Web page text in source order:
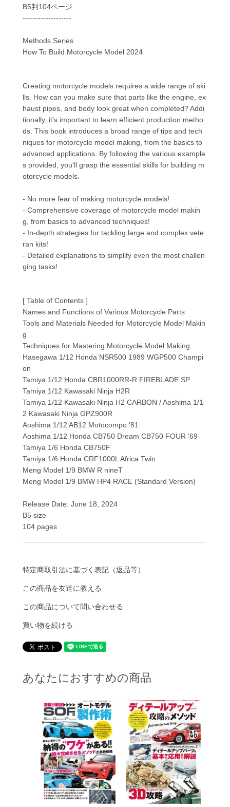
B5判104ページ
-------------------
Methods Series
How To Build Motorcycle Model 2024
Creating motorcycle models requires a wide range of ski
lls. How can you make sure that parts like the engine, ex
haust pipes, and body look great when completed? Addi
tionally, it's important to learn efficient production metho
ds. This book introduces a broad range of tips and tech
niques for motorcycle model making, from the basics to
advanced applications. By following the various example
s provided, you'll grasp the essential skills for building m
otorcycle models.
- No more fear of making motorcycle models!
- Comprehensive coverage of motorcycle model makin
g, from basics to advanced techniques!
- In-depth strategies for tackling large and complex vete
ran kits!
- Detailed explanations to simplify even the most challen
ging tasks!
[ Table of Contents ]
Names and Functions of Various Motorcycle Parts
Tools and Materials Needed for Motorcycle Model Makin
g
Techniques for Mastering Motorcycle Model Making
Hasegawa 1/12 Honda NSR500 1989 WGP500 Champi
on
Tamiya 1/12 Honda CBR1000RR-R FIREBLADE SP
Tamiya 1/12 Kawasaki Ninja H2R
Tamiya 1/12 Kawasaki Ninja H2 CARBON / Aoshima 1/1
2 Kawasaki Ninja GPZ900R
Aoshima 1/12 AB12 Motocompo '81
Aoshima 1/12 Honda CB750 Dream CB750 FOUR '69
Tamiya 1/6 Honda CB750F
Tamiya 1/6 Honda CRF1000L Africa Twin
Meng Model 1/9 BMW R nineT
Meng Model 1/9 BMW HP4 RACE (Standard Version)
Release Date: June 18, 2024
B5 size
104 pages
特定商取引法に基づく表記（返品等）
この商品を友達に教える
この商品について問い合わせる
買い物を続ける
あなたにおすすめの商品